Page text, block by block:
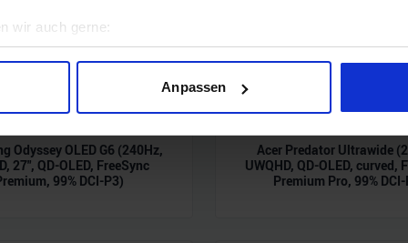
wir auch gerne:
Lage erfassen, welche bis auf einige Meter genau
Ihre persönlichen Daten verarbeitet werden, und legen Sie
und Anzeigen zu personalisieren, Funktionen für soziale
zu analysieren. Außerdem geben wir Informationen zu
Anpassen
Odyssey OLED G6 (240Hz,
27", QD-OLED, FreeSync
99% DCI-P3)
Acer Predator Ultrawide
UWQHD, QD-OLED, curved,
Premium Pro, 99%